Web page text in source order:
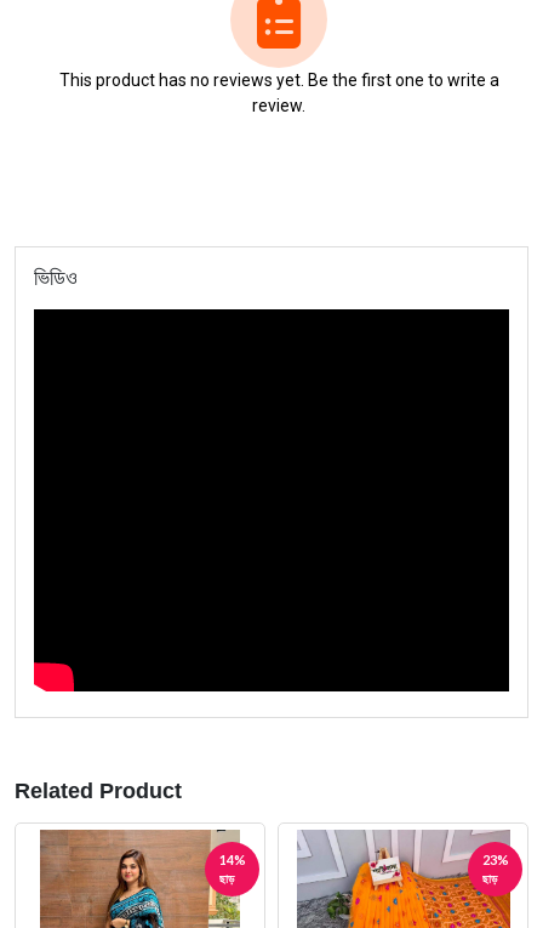
This product has no reviews yet. Be the first one to write a
review.
ভিডিও
Related Product
14%
ছাড়
23%
ছাড়